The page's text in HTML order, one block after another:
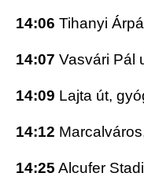
14:06 Tihanyi
14:07 Vasvári Pál
14:09 Lajta út,
14:12
14:25 Alcufer